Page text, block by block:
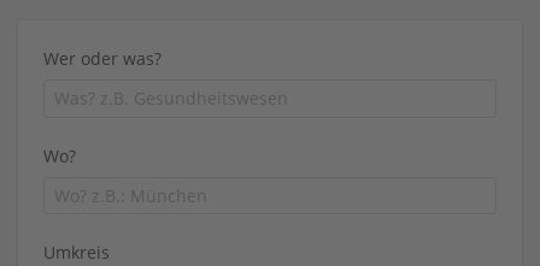
Wer oder was?
Wo?
Umkreis